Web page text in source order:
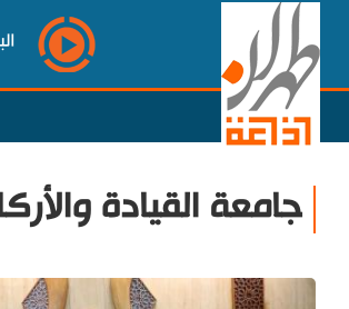
جامعة القيادة